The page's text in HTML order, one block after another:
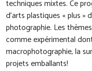
techniques mixtes. Ce
d’arts plastiques « plus »
photographie. Les
comme expérimental
macrophotographie, la
projets emballants!